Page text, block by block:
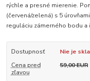
rýchle a presné mierenie.
(červená/zelená) s 5
reguláciu zámerného bodu a
Dostupnosť
Nie je
Cena pred
zľavou
59,00 EUR